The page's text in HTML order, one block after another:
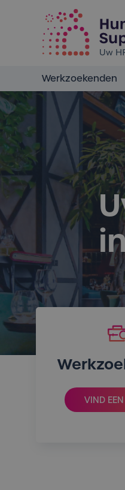
Votre spécialiste
Werkzoekenden
VIND